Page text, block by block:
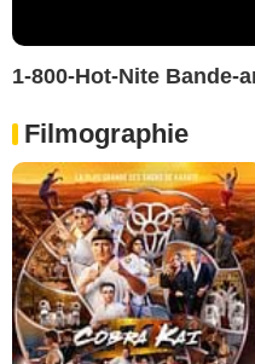
1-800-Hot-Nite Bande-
Filmographie